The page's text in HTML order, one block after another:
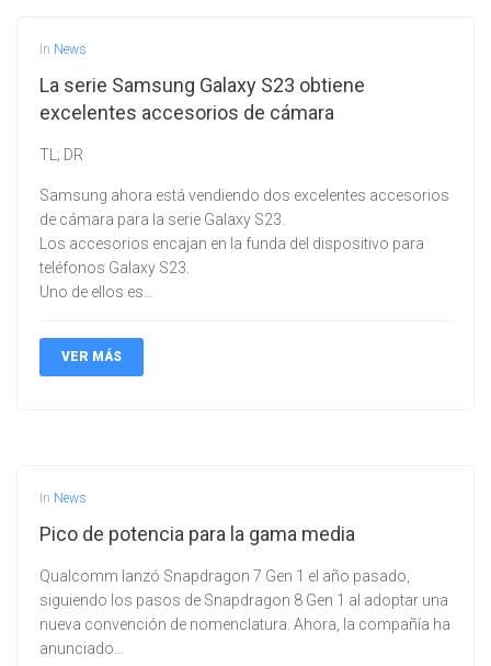
In News
La serie Samsung Galaxy S23 obtiene
excelentes accesorios de cámara
TL; DR
Samsung ahora está vendiendo dos excelentes accesorios
de cámara para la serie Galaxy S23.
Los accesorios encajan en la funda del dispositivo para
teléfonos Galaxy S23.
Uno de ellos es…
VER MÁS
In News
Pico de potencia para la gama media
Qualcomm lanzó Snapdragon 7 Gen 1 el año pasado,
siguiendo los pasos de Snapdragon 8 Gen 1 al adoptar una
nueva convención de nomenclatura. Ahora, la compañía ha
anunciado…